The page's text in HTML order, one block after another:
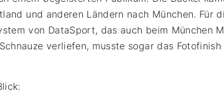
und anderen Ländern nach München. Für
von DataSport, das auch beim München
verliefen, musste sogar das Fotofinish